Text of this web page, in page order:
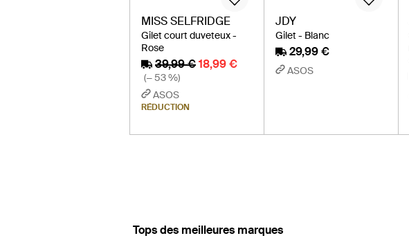
MISS SELFRIDGE
Gilet court duveteux -
Rose
39,99 €18,99 €
(− 53 %)
ASOS
RÉDUCTION
JDY
Gilet - Blanc
29,99 €
ASOS
‪Tops‬ des meilleures marques